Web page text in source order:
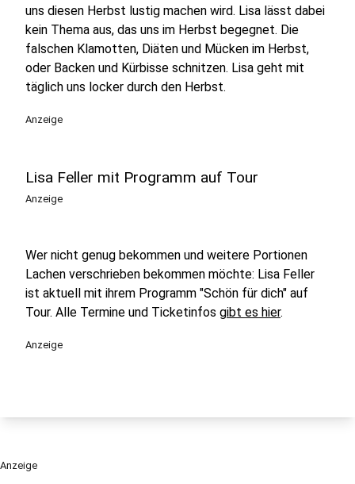
uns diesen Herbst lustig machen wird. Lisa lässt dabei
kein Thema aus, das uns im Herbst begegnet. Die
falschen Klamotten, Diäten und Mücken im Herbst,
oder Backen und Kürbisse schnitzen. Lisa geht mit
täglich uns locker durch den Herbst.
Anzeige
Lisa Feller mit Programm auf Tour
Anzeige
Wer nicht genug bekommen und weitere Portionen
Lachen verschrieben bekommen möchte: Lisa Feller
ist aktuell mit ihrem Programm "Schön für dich" auf
Tour. Alle Termine und Ticketinfos gibt es hier.
Anzeige
Anzeige